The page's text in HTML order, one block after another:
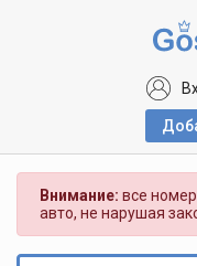
Внимание: все
авто, не нарушая